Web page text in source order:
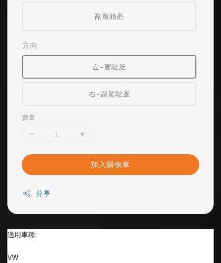
副廠精品
方向
左-駕駛座
右-副駕駛座
數量
加入購物車
分享
適用車種:
VW